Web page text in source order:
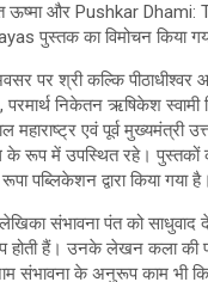
ऊष्मा और Pushkar
पुस्तक का विमोचन किया
पर श्री कल्कि पीठाधीश्वर
निकेतन ऋषिकेश स्वामी
महाराष्ट्र एवं पूर्व मुख्यमंत्री
के रूप में उपस्थित रहे।
पब्लिकेशन द्वारा किया गया है।
संभावना पंत को साधुवाद
होती हैं। उनके लेखन कला की
संभावना के अनुरूप काम भी